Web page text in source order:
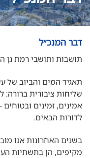
דבר המנכ״ל
תושבות ותושבי רמת גן
תאגיד המים והביוב של
שליחות ציבורית ברורה:
אמינים, זמינים
לדורות הבאים.
בשנים האחרונות אנו
מקיפים, הן בתשתיות